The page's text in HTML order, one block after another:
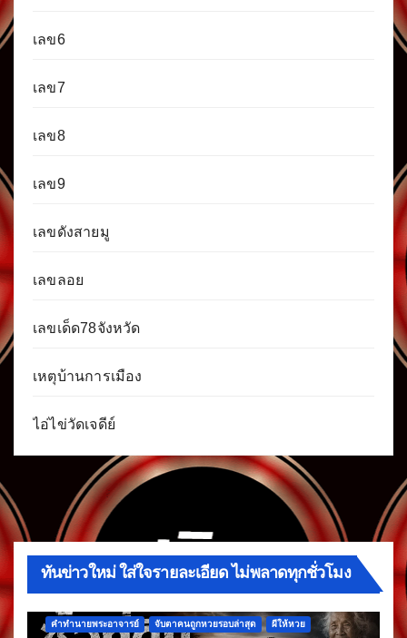
เลข6
เลข7
เลข8
เลข9
เลขดังสายมู
เลขลอย
เลขเด็ด78จังหวัด
เหตุบ้านการเมือง
ไอ่ไข่วัดเจดีย์
ทันข่าวใหม่ ใส่ใจรายละเอียด ไม่พลาดทุกชั่วโมง
คำทำนายพระอาจารย์ จับตาคนถูกหวยรอบล่าสุด ผีให้หวย